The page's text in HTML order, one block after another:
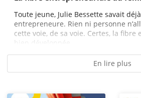
Toute jeune, Julie Bessette savait
entrepreneure. Rien ni personne
cette voie, de sa voie. Certes, la
bien développée...
En lire plus